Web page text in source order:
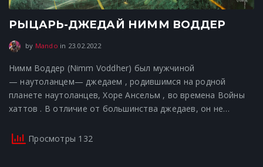
РЫЦАРЬ-ДЖЕДАЙ НИММ ВОДДЕР
by Mando in 23.02.202223.02.2022
Нимм Воддер (Nimm Voddher) был мужчиной
— наутоланцем— джедаем , родившимся на родной
планете наутоланцев, Хоре Ансельм , во времена Войны
хаттов . В отличие от большинства джедаев, он не…
Просмотры 132